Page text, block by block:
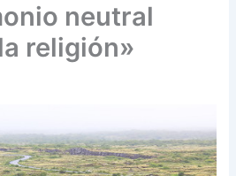
neutral
religión»